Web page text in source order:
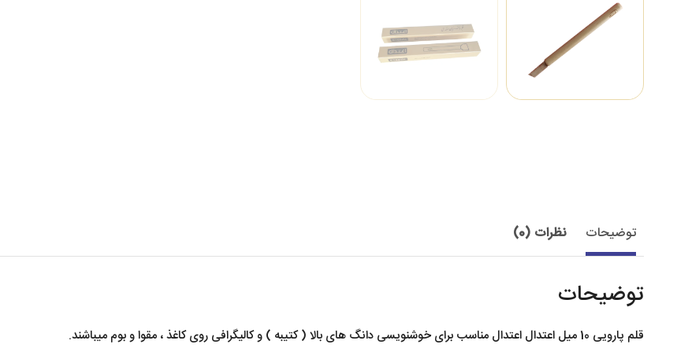
توضیحات نظرات (0)
توضیحات
قلم پارویی 10 میل اعتدال اعتدال مناسب برای خوشنویسی دانگ های بالا ( کتیبه ) و کالیگرافی روی کاغذ ، مقوا و بوم میباشند.